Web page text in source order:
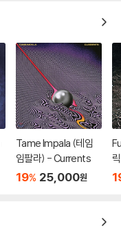
Tame Impala (테임
임팔라) - Currents
19% 25,000원